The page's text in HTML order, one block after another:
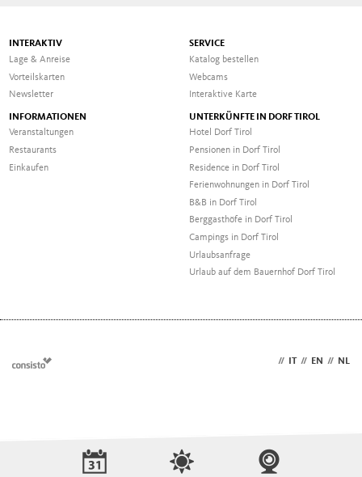
INTERAKTIV
Lage & Anreise
Vorteilskarten
Newsletter
SERVICE
Katalog bestellen
Webcams
Interaktive Karte
INFORMATIONEN
Veranstaltungen
Restaurants
Einkaufen
UNTERKÜNFTE IN DORF TIROL
Hotel Dorf Tirol
Pensionen in Dorf Tirol
Residence in Dorf Tirol
Ferienwohnungen in Dorf Tirol
B&B in Dorf Tirol
Berggasthöfe in Dorf Tirol
Campings in Dorf Tirol
Urlaubsanfrage
Urlaub auf dem Bauernhof Dorf Tirol
// IT // EN // NL